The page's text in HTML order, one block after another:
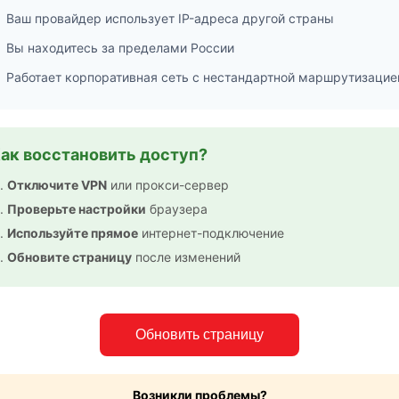
Ваш провайдер использует IP-адреса другой страны
Вы находитесь за пределами России
Работает корпоративная сеть с нестандартной
восстановить доступ?
Отключите VPN или прокси-сервер
Проверьте настройки браузера
Используйте прямое интернет-подключение
Обновите страницу после изменений
Обновить страницу
Возникли проблемы?